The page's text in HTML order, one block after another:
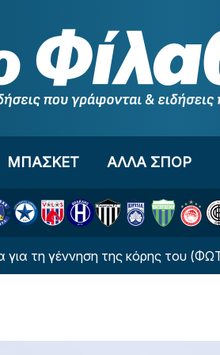
ΜΠΑΣΚΕΤ ΑΛΛΑ ΣΠΟΡ
γέννηση της κόρης του (ΦΩΤΟ)